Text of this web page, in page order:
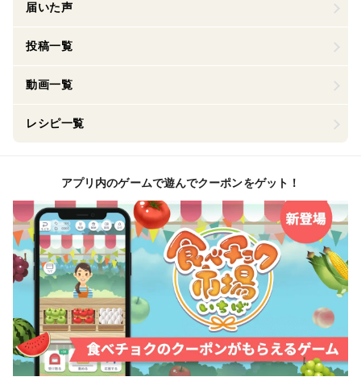
届いた声
投稿一覧
動画一覧
レシピ一覧
アプリ内のゲームで遊んでクーポンをゲット！